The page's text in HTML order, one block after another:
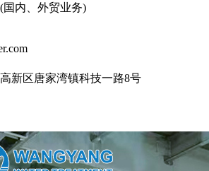
国内、外贸业务)
新区唐家湾镇科技一路8号